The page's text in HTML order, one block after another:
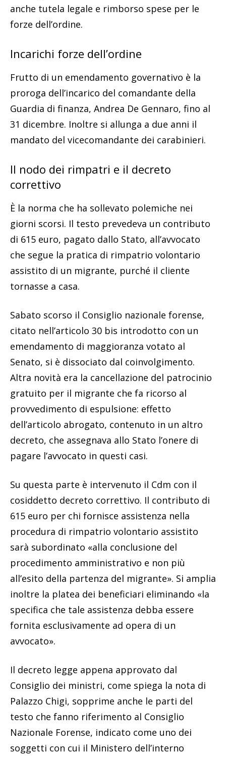
anche tutela legale e rimborso spese per le
forze dell’ordine.
Incarichi forze dell’ordine
Frutto di un emendamento governativo è la
proroga dell’incarico del comandante della
Guardia di finanza, Andrea De Gennaro, fino al
31 dicembre. Inoltre si allunga a due anni il
mandato del vicecomandante dei carabinieri.
Il nodo dei rimpatri e il decreto
correttivo
È la norma che ha sollevato polemiche nei
giorni scorsi. Il testo prevedeva un contributo
di 615 euro, pagato dallo Stato, all’avvocato
che segue la pratica di rimpatrio volontario
assistito di un migrante, purché il cliente
tornasse a casa.
Sabato scorso il Consiglio nazionale forense,
citato nell’articolo 30 bis introdotto con un
emendamento di maggioranza votato al
Senato, si è dissociato dal coinvolgimento.
Altra novità era la cancellazione del patrocinio
gratuito per il migrante che fa ricorso al
provvedimento di espulsione: effetto
dell’articolo abrogato, contenuto in un altro
decreto, che assegnava allo Stato l’onere di
pagare l’avvocato in questi casi.
Su questa parte è intervenuto il Cdm con il
cosiddetto decreto correttivo. Il contributo di
615 euro per chi fornisce assistenza nella
procedura di rimpatrio volontario assistito
sarà subordinato «alla conclusione del
procedimento amministrativo e non più
all’esito della partenza del migrante». Si amplia
inoltre la platea dei beneficiari eliminando «la
specifica che tale assistenza debba essere
fornita esclusivamente ad opera di un
avvocato».
Il decreto legge appena approvato dal
Consiglio dei ministri, come spiega la nota di
Palazzo Chigi, sopprime anche le parti del
testo che fanno riferimento al Consiglio
Nazionale Forense, indicato come uno dei
soggetti con cui il Ministero dell’interno